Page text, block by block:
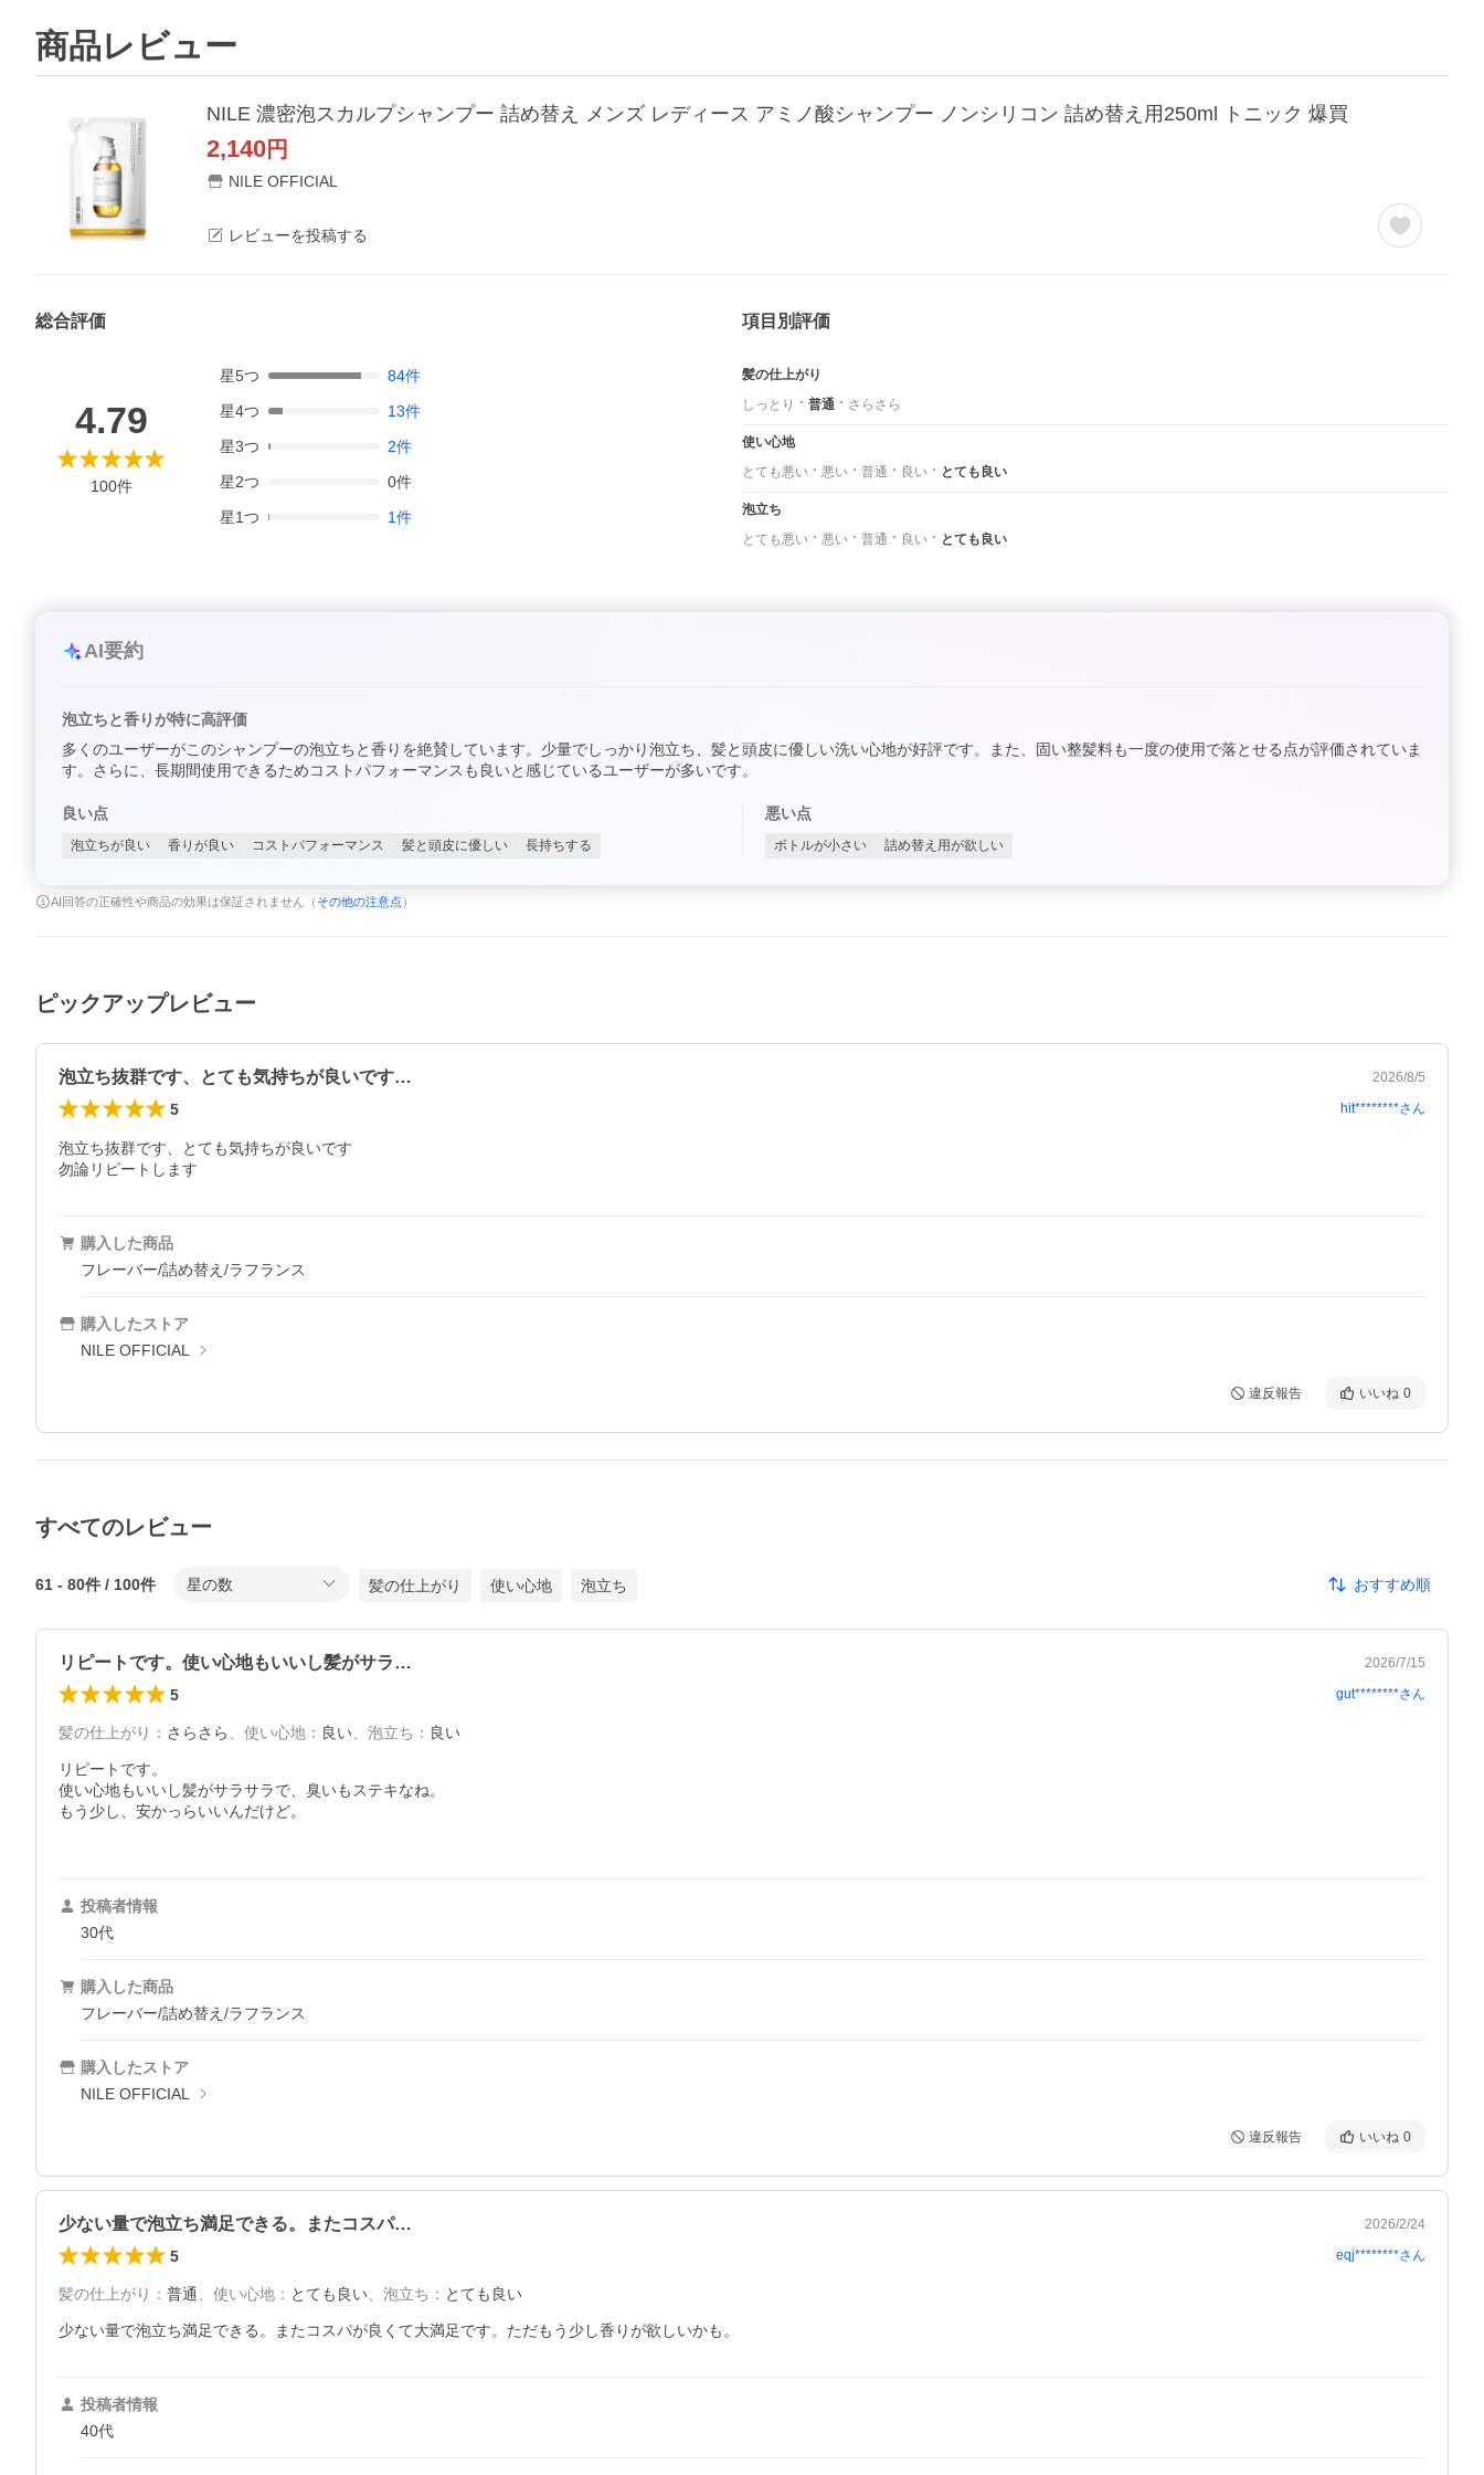
商品レビュー
NILE 濃密泡スカルプシャンプー 詰め替え メンズ レディース アミノ酸シャンプー ノンシリコン 詰め替え用250ml トニック 爆買
2,140円
NILE OFFICIAL
レビューを投稿する
総合評価
4.79
100件
星5つ 84件
星4つ 13件
星3つ 2件
星2つ 0件
星1つ 1件
項目別評価
髪の仕上がり
しっとり
普通 さらさら
使い心地
とても悪い
悪い 普通 良い とても良い
泡立ち
とても悪い
悪い 普通 良い とても良い
AI要約
泡立ちと香りが特に高評価
多くのユーザーがこのシャンプーの泡立ちと香りを絶賛しています。少量でしっかり泡立ち、髪と頭皮に優しい洗い心地が好評です。また、固い整髪料も一度の使用で落とせる点が評価されていま
す。さらに、長期間使用できるためコストパフォーマンスも良いと感じているユーザーが多いです。
良い点
泡立ちが良い 香りが良い コストパフォーマンス 髪と頭皮に優しい 長持ちする
悪い点
ボトルが小さい 詰め替え用が欲しい
AI回答の正確性や商品の効果は保証されません（ その他の注意点 ）
ピックアップレビュー
泡立ち抜群です、とても気持ちが良いです… 2026/8/5
5 hit********さん
泡立ち抜群です、とても気持ちが良いです
勿論リピートします
購入した商品
フレーバー/詰め替え/ラフランス
購入したストア
NILE OFFICIAL
違反報告 いいね 0
すべてのレビュー
61 - 80件 / 100件 星の数 髪の仕上がり 使い心地 泡立ち おすすめ順
リピートです。使い心地もいいし髪がサラ… 2026/7/15
5 gut********さん
髪の仕上がり ： さらさら 、 使い心地 ： 良い、 泡立ち ： 良い
リピートです。
使い心地もいいし髪がサラサラで、臭いもステキなね。
もう少し、安かっらいいんだけど。
投稿者情報
30代
購入した商品
フレーバー/詰め替え/ラフランス
購入したストア
NILE OFFICIAL
違反報告 いいね 0
少ない量で泡立ち満足できる。またコスパ… 2026/2/24
5 eqj********さん
髪の仕上がり ： 普通 、 使い心地 ： とても良い、 泡立ち ： とても良い
少ない量で泡立ち満足できる。またコスパが良くて大満足です。ただもう少し香りが欲しいかも。
投稿者情報
40代